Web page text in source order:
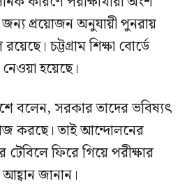
জন্য প্রয়োজন অনুযায়ী পুনরায়
চট্টগ্রাম শিক্ষা বোর্ডে
হয়েছে।
বলেন, সরকার তাদের ভবিষ্যৎ
করছে। তাই আন্দোলনের
ফিরে গিয়ে পরীক্ষার
আহ্বান জানান।